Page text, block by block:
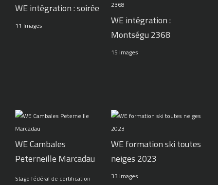
WE intégration : soirée
11 Images
WE intégration :
Montségu 2368
15 Images
WE Cambales
Peterneille Marcadau
Stage fédéral de certification
WE formation ski toutes
neiges 2023
33 Images